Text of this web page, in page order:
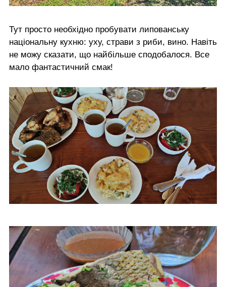
Тут просто необхідно пробувати липованську
національну кухню: уху, страви з риби, вино. Навіть
не можу сказати, що найбільше сподобалося. Все
мало фантастичний смак!